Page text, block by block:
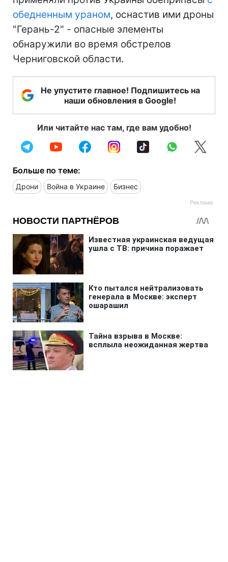
обедненным ураном, оснастив ими дроны
"Герань-2" - опасные элементы
обнаружили во время обстрелов
Черниговской области.
Не упустите главное! Подпишитесь на
наши обновления в Google!
Или читайте нас там, где вам удобно!
Больше по теме:
Дрони Война в Украине Бизнес